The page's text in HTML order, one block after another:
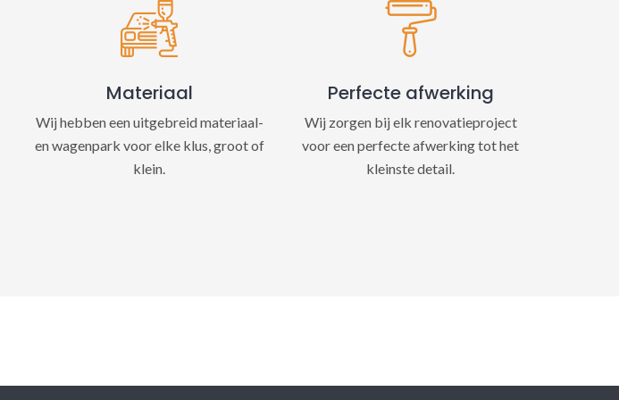
Materiaal
Wij hebben een uitgebreid materiaal-
en wagenpark voor elke klus, groot of
klein.
Perfecte afwerking
Wij zorgen bij elk renovatieproject
voor een perfecte afwerking tot het
kleinste detail.